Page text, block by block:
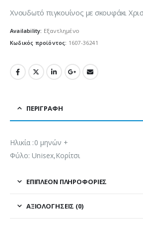
Χνουδωτό πιγκουίνος με σκουφάκι
Availability: Εξαντλημένο
Κωδικός προϊόντος: 1607-36241
ΠΕΡΙΓΡΑΦΉ
Ηλικία :0 μηνών +
Φύλο: Unisex,Κορίτσι
ΕΠΙΠΛΈΟΝ ΠΛΗΡΟΦΟΡΊΕΣ
ΑΞΙΟΛΟΓΉΣΕΙΣ (0)